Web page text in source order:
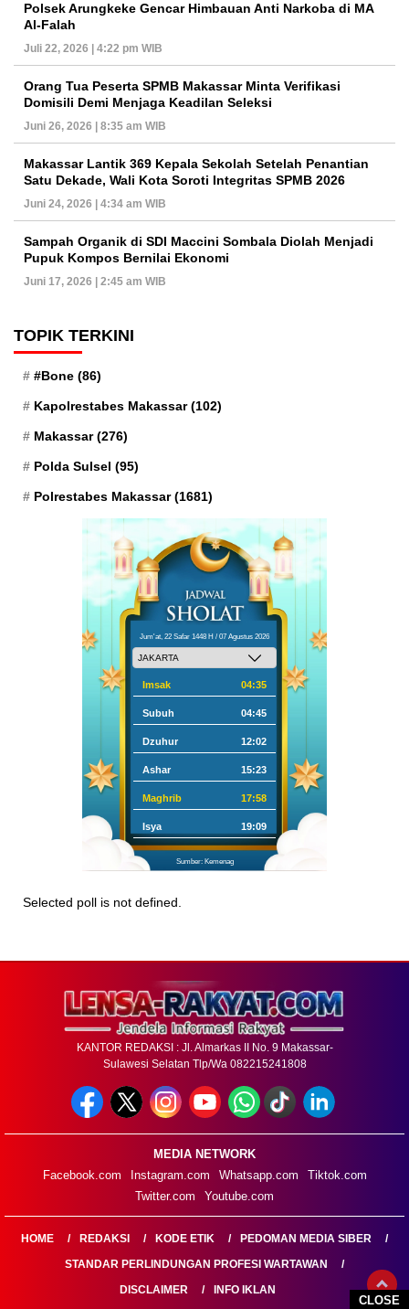
CLOSE
Polsek Arungkeke Gencar Himbauan Anti Narkoba di MA
Al-Falah
Juli 22, 2026 | 4:22 pm WIB
Orang Tua Peserta SPMB Makassar Minta Verifikasi
Domisili Demi Menjaga Keadilan Seleksi
Juni 26, 2026 | 8:35 am WIB
Makassar Lantik 369 Kepala Sekolah Setelah Penantian
Satu Dekade, Wali Kota Soroti Integritas SPMB 2026
Juni 24, 2026 | 4:34 am WIB
Sampah Organik di SDI Maccini Sombala Diolah Menjadi
Pupuk Kompos Bernilai Ekonomi
Juni 17, 2026 | 2:45 am WIB
TOPIK TERKINI
#Bone (86)
Kapolrestabes Makassar(102)
Makassar(276)
Polda Sulsel (95)
Polrestabes Makassar(1681)
Jum'at, 22 Safar 1448 H / 07 Agustus 2026
Imsak 04:35
Subuh 04:45
Dzuhur 12:02
Ashar 15:23
Maghrib 17:58
Isya 19:09
Sumber: Kemenag
Selected poll is not defined.
KANTOR REDAKSI : Jl. Almarkas II No. 9 Makassar-
Sulawesi Selatan Tlp/Wa 082215241808
MEDIA NETWORK
Facebook.com
Instagram.com Whatsapp.com
Tiktok.com
Twitter.com
Youtube.com
HOME REDAKSI KODE ETIK
PEDOMAN MEDIA SIBER
STANDAR PERLINDUNGAN PROFESI WARTAWAN
DISCLAIMER
INFO IKLAN